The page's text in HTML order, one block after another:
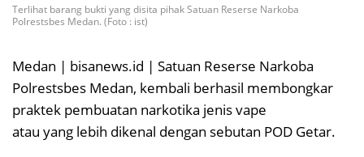
Terlihat barang bukti yang disita pihak Satuan Reserse Narkoba
Polrestsbes Medan. (Foto : ist)
Medan | bisanews.id | Satuan Reserse Narkoba
Polrestsbes Medan, kembali berhasil membongkar
praktek pembuatan narkotika jenis vape
atau yang lebih dikenal dengan sebutan POD Getar.